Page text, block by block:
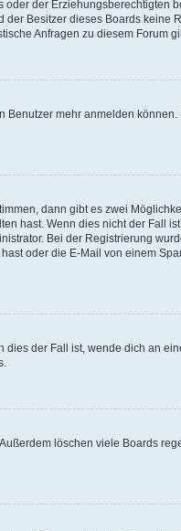
der Erziehungsberechtigten
Besitzer dieses Boards
Anfragen zu diesem Forum
mehr anmelden
dann gibt es zwei
hast. Wenn dies nicht der Fall
Bei der Registrierung
oder die E-Mail von einem
der Fall ist, wende dich an
löschen viele Boards